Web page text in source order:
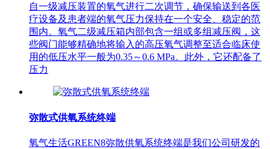
自一级减压装置的氧气进行二次调节，确保输送到各医
疗设备及患者端的氧气压力保持在一个安全、稳定的范
围内。氧气二级减压箱内部包含一组或多组减压阀，这
些阀门能够精确地将输入的高压氧气调整至适合临床使
用的低压水平一般为0.35～0.6 MPa。此外，它还配备了
压力
弥散式供氧系统终端
氧气生活GREEN8弥散供氧系统终端是我们公司研发的